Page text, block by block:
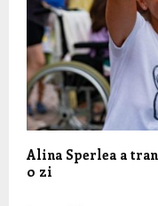
Alina Sperlea a
o zi